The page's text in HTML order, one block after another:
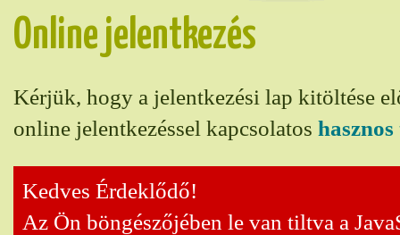
Online jelentkezés
Kérjük, hogy a jelentkezési lap kitöltése
online jelentkezéssel kapcsolatos
Kedves Érdeklődő!
Az Ön böngészőjében le van tiltva a